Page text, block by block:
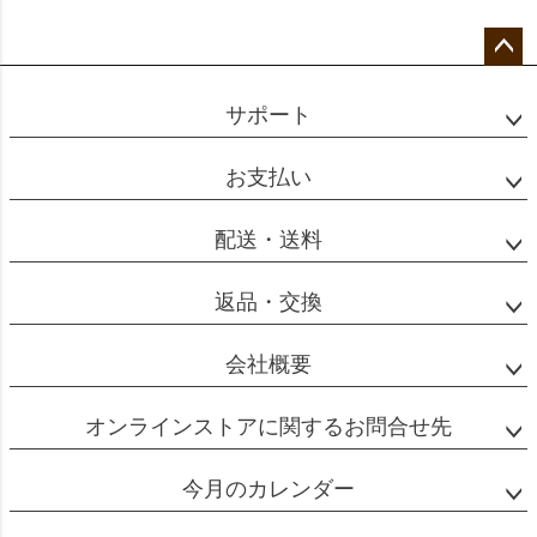
ップ
サポート
お支払い
配送・送料
返品・交換
会社概要
オンラインストアに関するお問合せ先
今月のカレンダー